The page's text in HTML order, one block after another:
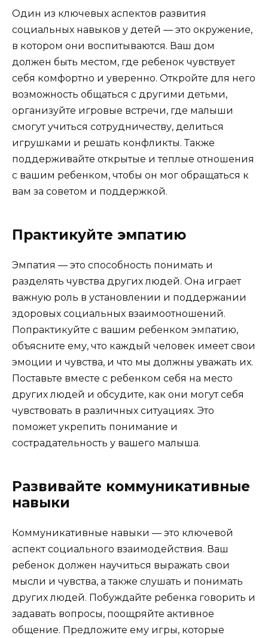
Один из ключевых аспектов развития
социальных навыков у детей — это окружение,
в котором они воспитываются. Ваш дом
должен быть местом, где ребенок чувствует
себя комфортно и уверенно. Откройте для него
возможность общаться с другими детьми,
организуйте игровые встречи, где малыши
смогут учиться сотрудничеству, делиться
игрушками и решать конфликты. Также
поддерживайте открытые и теплые отношения
с вашим ребенком, чтобы он мог обращаться к
вам за советом и поддержкой.
Практикуйте эмпатию
Эмпатия — это способность понимать и
разделять чувства других людей. Она играет
важную роль в установлении и поддержании
здоровых социальных взаимоотношений.
Попрактикуйте с вашим ребенком эмпатию,
объясните ему, что каждый человек имеет свои
эмоции и чувства, и что мы должны уважать их.
Поставьте вместе с ребенком себя на место
других людей и обсудите, как они могут себя
чувствовать в различных ситуациях. Это
поможет укрепить понимание и
сострадательность у вашего малыша.
Развивайте коммуникативные
навыки
Коммуникативные навыки — это ключевой
аспект социального взаимодействия. Ваш
ребенок должен научиться выражать свои
мысли и чувства, а также слушать и понимать
других людей. Побуждайте ребенка говорить и
задавать вопросы, поощряйте активное
общение. Предложите ему игры, которые